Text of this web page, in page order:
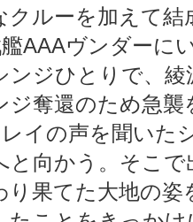
クルーを加えて結
AAAヴンダーに
ンジひとりで、
ジ奪還のため急
イの声を聞いた
と向かう。そこ
り果てた大地の姿